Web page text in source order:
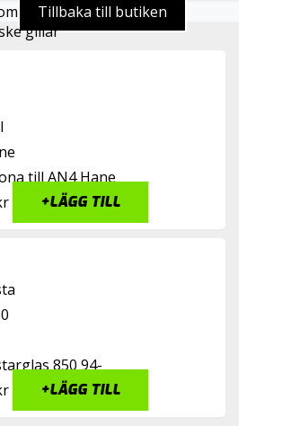
Tillbaka till butiken
gillar
till AN4 Hane
+LÄGG TILL
850 94-
+LÄGG TILL